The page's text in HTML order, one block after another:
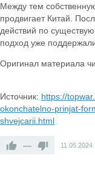
Между тем
продвигает Китай.
действий по
подход уже
Оригинал материала
Источник: https://
okonchatelno-prinjat-
shvejcarii.html
— 11.05.2024